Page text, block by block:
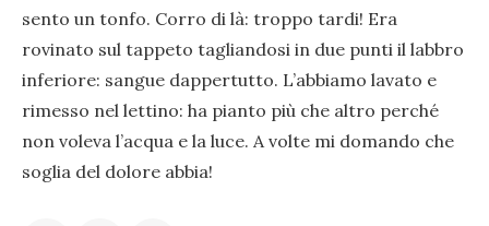
sento un tonfo. Corro di là: troppo tardi! Era
rovinato sul tappeto tagliandosi in due punti il labbro
inferiore: sangue dappertutto. L’abbiamo lavato e
rimesso nel lettino: ha pianto più che altro perché
non voleva l’acqua e la luce. A volte mi domando che
soglia del dolore abbia!